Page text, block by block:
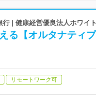
| 健康経営優良法人ホワイ
る【オルタナティ
リモートワーク可